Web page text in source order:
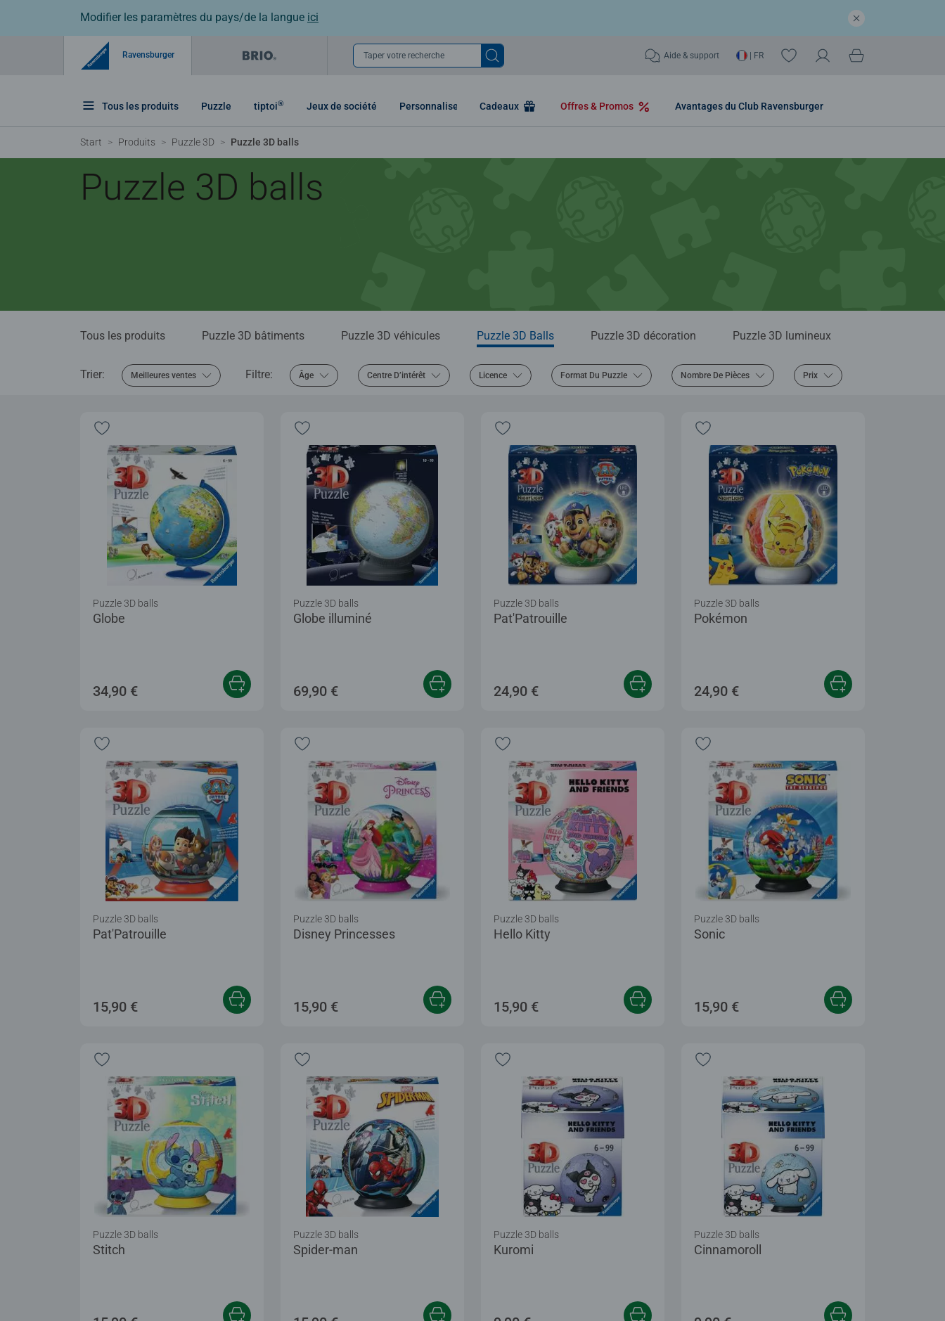
Modifier les paramètres du pays/de la langue ici
Ravensburger Taper votre recherche Aide & support | FR
Tous les produits Puzzle tiptoi® Jeux de société Personnaliser Cadeaux Offres & Promos Avantages du Club Ravensburger
Start Produits Puzzle 3D Puzzle 3D balls
Puzzle 3D balls
Tous les produits Puzzle 3D bâtiments Puzzle 3D véhicules Puzzle 3D Balls Puzzle 3D décoration Puzzle 3D lumineux
Trier: Meilleures ventes Filtre: Âge Centre D’intérêt Licence Format Du Puzzle Nombre De Pièces Prix
Globe
Puzzle 3D balls
34,90 €
Globe illuminé
Puzzle 3D balls
69,90 €
Pat'Patrouille
Puzzle 3D balls
24,90 €
Pokémon
Puzzle 3D balls
24,90 €
Pat'Patrouille
Puzzle 3D balls
15,90 €
Disney Princesses
Puzzle 3D balls
15,90 €
Hello Kitty
Puzzle 3D balls
15,90 €
Sonic
Puzzle 3D balls
15,90 €
Stitch
Puzzle 3D balls
Spider-man
Puzzle 3D balls
Kuromi
Puzzle 3D balls
Cinnamoroll
Puzzle 3D balls